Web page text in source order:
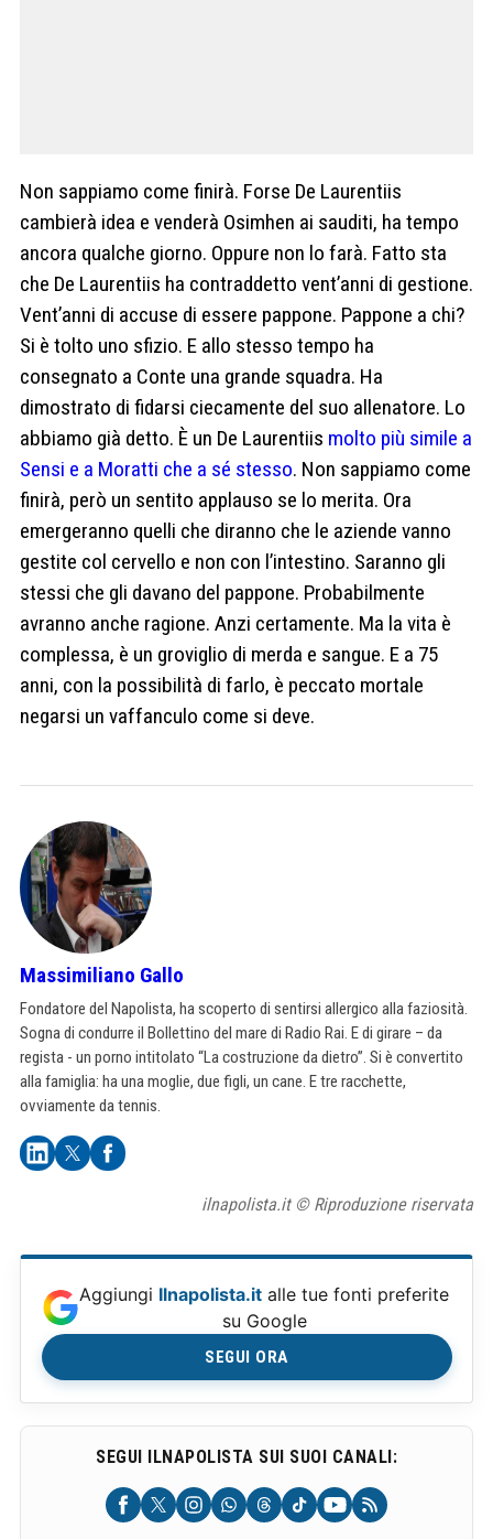
Non sappiamo come finirà. Forse De Laurentiis
cambierà idea e venderà Osimhen ai sauditi, ha tempo
ancora qualche giorno. Oppure non lo farà. Fatto sta
che De Laurentiis ha contraddetto vent’anni di gestione.
Vent’anni di accuse di essere pappone. Pappone a chi?
Si è tolto uno sfizio. E allo stesso tempo ha
consegnato a Conte una grande squadra. Ha
dimostrato di fidarsi ciecamente del suo allenatore. Lo
abbiamo già detto. È un De Laurentiis molto più simile a
Sensi e a Moratti che a sé stesso. Non sappiamo come
finirà, però un sentito applauso se lo merita. Ora
emergeranno quelli che diranno che le aziende vanno
gestite col cervello e non con l’intestino. Saranno gli
stessi che gli davano del pappone. Probabilmente
avranno anche ragione. Anzi certamente. Ma la vita è
complessa, è un groviglio di merda e sangue. E a 75
anni, con la possibilità di farlo, è peccato mortale
negarsi un vaffanculo come si deve.
Massimiliano Gallo
Fondatore del Napolista, ha scoperto di sentirsi allergico alla faziosità.
Sogna di condurre il Bollettino del mare di Radio Rai. E di girare – da
regista - un porno intitolato “La costruzione da dietro”. Si è convertito
alla famiglia: ha una moglie, due figli, un cane. E tre racchette,
ovviamente da tennis.
ilnapolista.it © Riproduzione riservata
Aggiungi Ilnapolista.it alle tue fonti preferite
su Google
SEGUI ORA
SEGUI ILNAPOLISTA SUI SUOI CANALI: